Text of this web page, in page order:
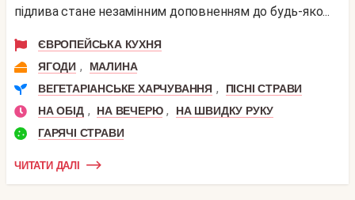
підлива стане незамінним доповненням до будь-яко...
ЄВРОПЕЙСЬКА КУХНЯ
ЯГОДИ ,
МАЛИНА
ВЕГЕТАРІАНСЬКЕ ХАРЧУВАННЯ ,
ПІСНІ СТРАВИ
НА ОБІД , НА ВЕЧЕРЮ ,
НА ШВИДКУ РУКУ
ГАРЯЧІ СТРАВИ
ЧИТАТИ ДАЛІ